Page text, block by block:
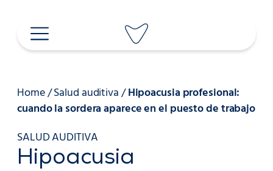
contenido
Home/Salud auditiva/Hipoacusia profesional:
cuando la sordera aparece en el puesto de trabajo
SALUD AUDITIVA
Hipoacusia